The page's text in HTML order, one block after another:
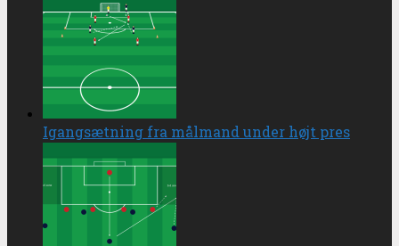
Igangsætning fra målmand under højt pres